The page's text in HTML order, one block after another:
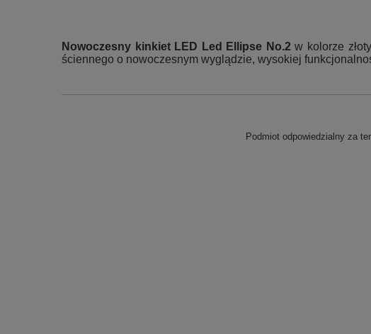
Nowoczesny kinkiet LED Led Ellipse No.2 w kolorze
ściennego o nowoczesnym wyglądzie, wysokiej
Podmiot odpowiedzialny za